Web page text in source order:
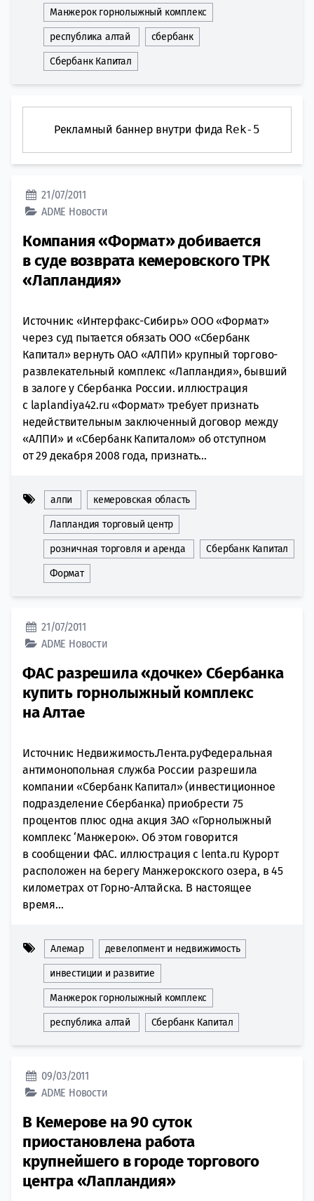
Манжерок горнолыжный комплекс
республика алтай сбербанк
Сбербанк Капитал
Рекламный баннер внутри фида Rek-5
21/07/2011
ADME Новости
Компания «Формат» добивается
в суде возврата кемеровского ТРК
«Лапландия»
Источник: «Интерфакс-Сибирь» ООО «Формат»
через суд пытается обязать ООО «Сбербанк
Капитал» вернуть ОАО «АЛПИ» крупный торгово-
развлекательный комплекс «Лапландия», бывший
в залоге у Сбербанка России. иллюстрация
с laplandiya42.ru «Формат» требует признать
недействительным заключенный договор между
«АЛПИ» и «Сбербанк Капиталом» об отступном
от 29 декабря 2008 года, признать...
алпи кемеровская область
Лапландия торговый центр
розничная торговля и аренда Сбербанк Капитал
Формат
21/07/2011
ADME Новости
ФАС разрешила «дочке» Сбербанка
купить горнолыжный комплекс
на Алтае
Источник: Недвижимость.Лента.руФедеральная
антимонопольная служба России разрешила
компании «Сбербанк Капитал» (инвестиционное
подразделение Сбербанка) приобрести 75
процентов плюс одна акция ЗАО «Горнолыжный
комплекс ‘Манжерок». Об этом говорится
в сообщении ФАС. иллюстрация с lenta.ru Курорт
расположен на берегу Манжерокского озера, в 45
километрах от Горно-Алтайска. В настоящее
время...
Алемар девелопмент и недвижимость
инвестиции и развитие
Манжерок горнолыжный комплекс
республика алтай Сбербанк Капитал
09/03/2011
ADME Новости
В Кемерове на 90 суток
приостановлена работа
крупнейшего в городе торгового
центра «Лапландия»